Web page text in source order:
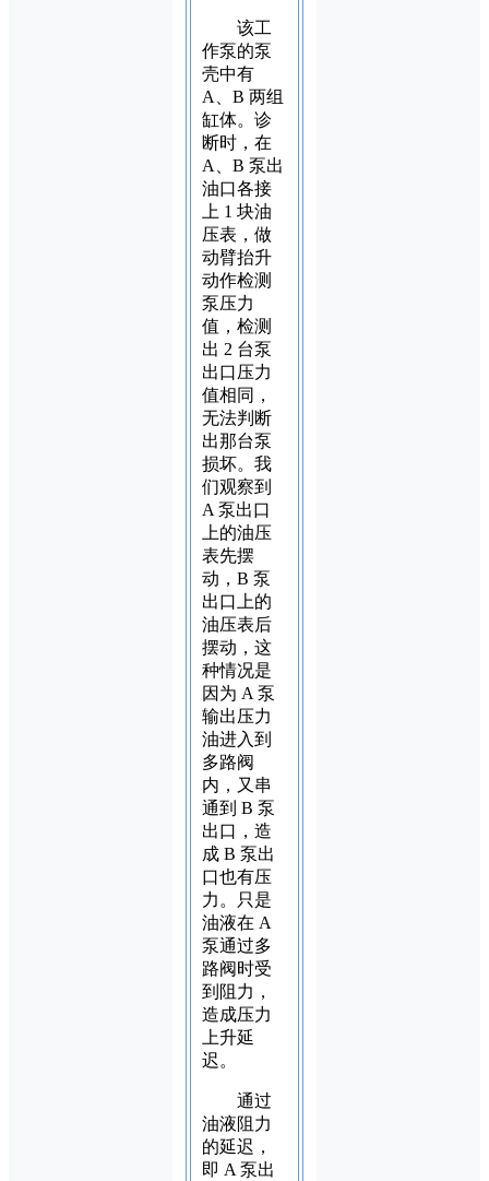
该工
作泵的泵
壳中有
A、B 两组
缸体。诊
断时，在
A、B 泵出
油口各接
上 1 块油
压表，做
动臂抬升
动作检测
泵压力
值，检测
出 2 台泵
出口压力
值相同，
无法判断
出那台泵
损坏。我
们观察到
A 泵出口
上的油压
表先摆
动，B 泵
出口上的
油压表后
摆动，这
种情况是
因为 A 泵
输出压力
油进入到
多路阀
内，又串
通到 B 泵
出口，造
成 B 泵出
口也有压
力。只是
油液在 A
泵通过多
路阀时受
到阻力，
造成压力
上升延
迟。
通过
油液阻力
的延迟，
即 A 泵出